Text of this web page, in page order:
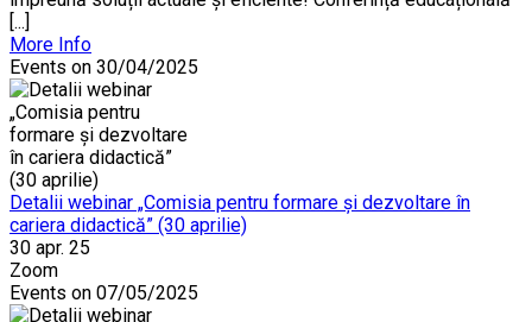
[...]
More Info
Events on 30/04/2025
Detalii webinar „Comisia pentru formare și dezvoltare în
cariera didactică” (30 aprilie)
30 apr. 25
Zoom
Events on 07/05/2025